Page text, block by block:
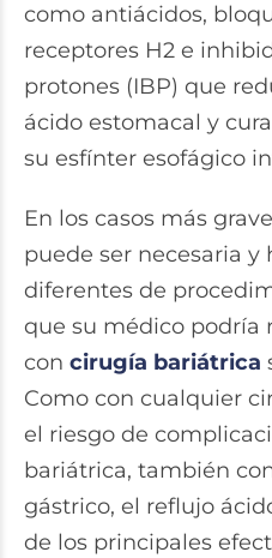
como antiácidos,
receptores H2 e
protones (IBP) que
ácido estomacal y
su esfínter esofágico
En los casos más
puede ser necesaria y
diferentes de
que su médico podría
con cirugía bariátrica
Como con cualquier
el riesgo de
bariátrica, también
gástrico, el reflujo
de los principales